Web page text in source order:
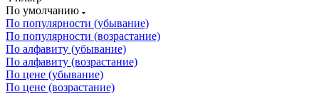
По умолчанию
По популярности (убывание)
По популярности (возрастание)
По алфавиту (убывание)
По алфавиту (возрастание)
По цене (убывание)
По цене (возрастание)